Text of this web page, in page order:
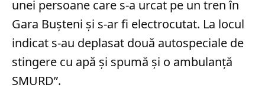
unei persoane care s-a urcat pe un tren în
Gara Buşteni şi s-ar fi electrocutat. La locul
indicat s-au deplasat două autospeciale de
stingere cu apă şi spumă şi o ambulanţă
SMURD”.